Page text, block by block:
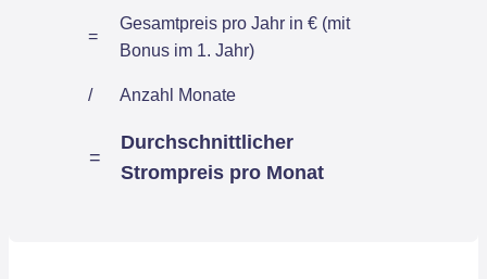
=
Gesamtpreis pro Jahr in € (mit
Bonus im 1. Jahr)
/ Anzahl Monate
=
Durchschnittlicher
Strompreis pro Monat